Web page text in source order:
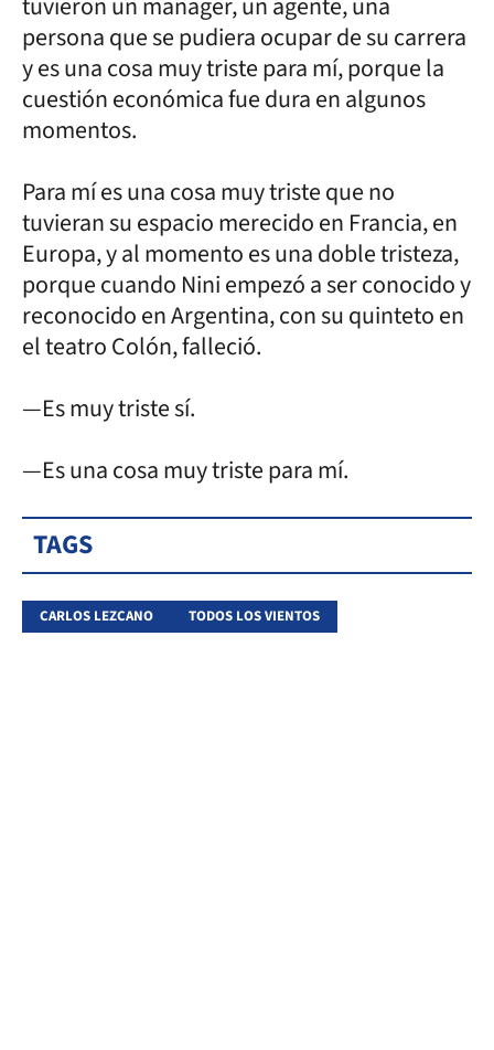
persona que se pudiera ocupar de su carrera
y es una cosa muy triste para mí, porque la
cuestión económica fue dura en algunos
momentos.
Para mí es una cosa muy triste que no
tuvieran su espacio merecido en Francia, en
Europa, y al momento es una doble tristeza,
porque cuando Nini empezó a ser conocido y
reconocido en Argentina, con su quinteto en
el teatro Colón, falleció.
—Es muy triste sí.
—Es una cosa muy triste para mí.
TAGS
CARLOS LEZCANO TODOS LOS VIENTOS